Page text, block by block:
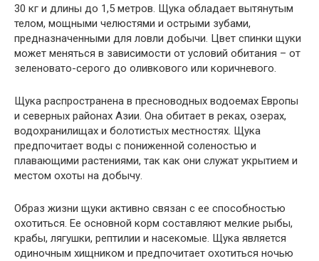
30 кг и длины до 1,5 метров. Щука обладает вытянутым
телом, мощными челюстями и острыми зубами,
предназначенными для ловли добычи. Цвет спинки щуки
может меняться в зависимости от условий обитания – от
зеленовато-серого до оливкового или коричневого.
Щука распространена в пресноводных водоемах Европы
и северных районах Азии. Она обитает в реках, озерах,
водохранилищах и болотистых местностях. Щука
предпочитает воды с пониженной соленостью и
плавающими растениями, так как они служат укрытием и
местом охоты на добычу.
Образ жизни щуки активно связан с ее способностью
охотиться. Ее основной корм составляют мелкие рыбы,
крабы, лягушки, рептилии и насекомые. Щука является
одиночным хищником и предпочитает охотиться ночью